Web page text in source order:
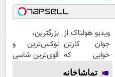
ویدیو هولناک از
جوان کارتن
خوابی که
میلیاردر شد.
بزرگترین،
لوکس‌ترین و
قوی‌ترین شاسی
تماشاخانه